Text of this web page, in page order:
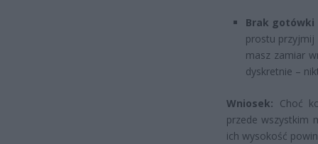
Brak
prostu przyjmij
masz zamiar
dyskretnie –
Wniosek: Choć
przede wszystkim
ich wysokość